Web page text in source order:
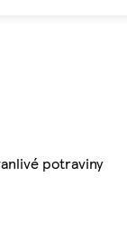
potraviny